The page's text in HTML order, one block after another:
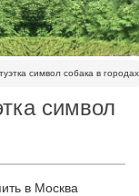
символ собака в городах
символ
в Москва